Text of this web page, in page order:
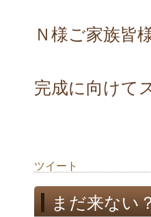
Ｎ様ご家族皆
完成に向けて
ツイート
まだ来ない